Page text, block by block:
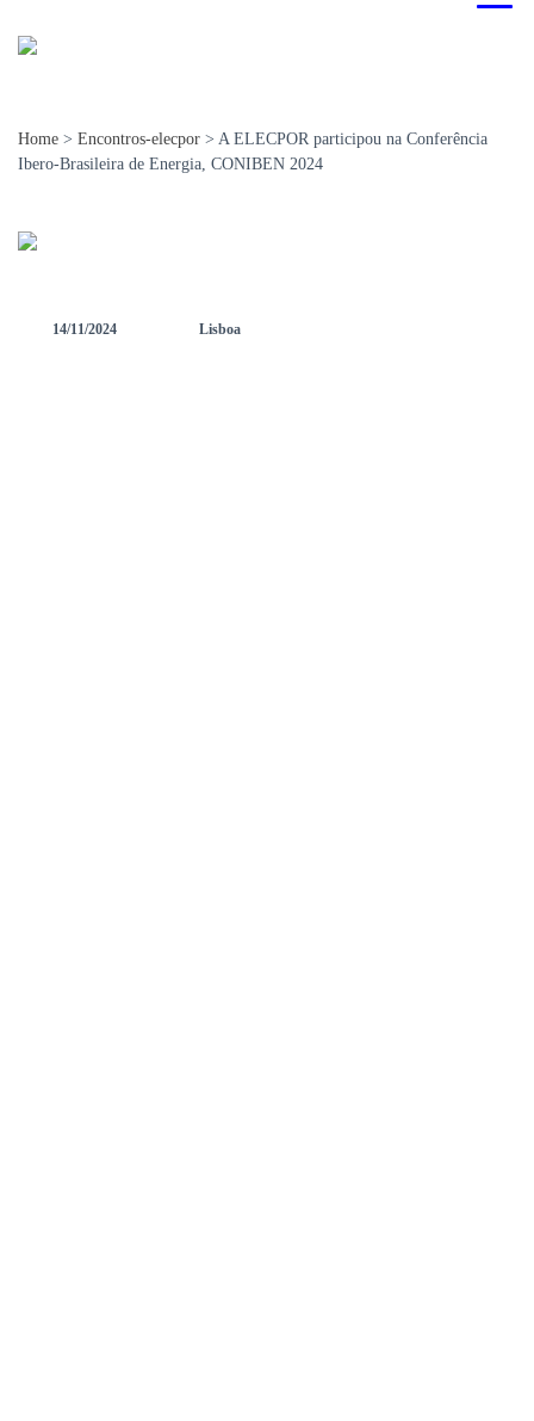
Home > Encontros-elecpor > A ELECPOR participou na Conferência
Ibero-Brasileira de Energia, CONIBEN 2024
14/11/2024 Lisboa